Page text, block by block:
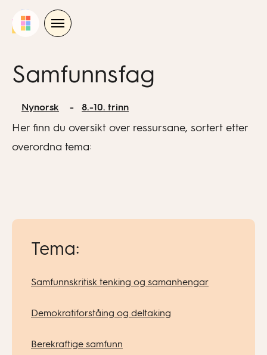
Samfunnsfag
Nynorsk 8.-10. trinn
Her finn du oversikt over ressursane, sortert etter
overordna tema:
Tema:
Samfunnskritisk tenking og samanhengar
Demokratiforståing og deltaking
Berekraftige samfunn